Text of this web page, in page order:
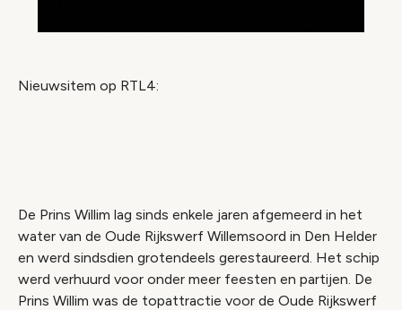
Nieuwsitem op RTL4:
Wijzig cookie instellingen
De Prins Willim lag sinds enkele jaren afgemeerd in het
water van de Oude Rijkswerf Willemsoord in Den Helder
en werd sindsdien grotendeels gerestaureerd. Het schip
werd verhuurd voor onder meer feesten en partijen. De
Prins Willim was de topattractie voor de Oude Rijkswerf